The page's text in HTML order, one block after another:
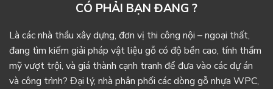
CÓ PHẢI BẠN ĐANG ?
Là các nhà thầu xây dựng, đơn vị thi công nội – ngoại thất,
đang tìm kiếm giải pháp vật liệu gỗ có độ bền cao, tính thẩm
mỹ vượt trội, và giá thành cạnh tranh để đưa vào các dự án
và công trình? Đại lý, nhà phân phối các dòng gỗ nhựa WPC,